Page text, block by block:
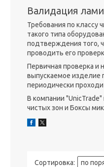
Валидация
Требования по классу
такого типа
подтверждения того,
проводить его
Первичная проверка и
выпускаемое изделие
периодически
В компании
чистых зон и Боксы